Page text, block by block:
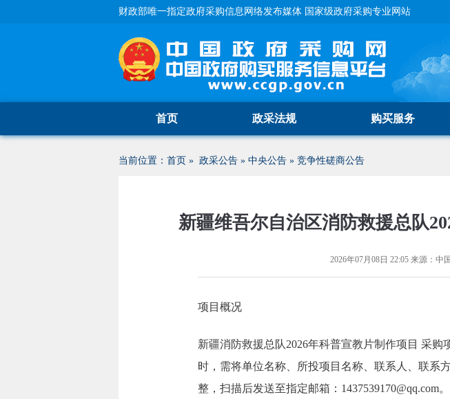
财政部唯一指定政府采购信息网络发布媒体 国家级政府采购专业网站
首页 政采法规 购买服务
当前位置： 首页 » 政采公告 » 中央公告 » 竞争性磋商公告
新疆维吾尔自治区消防救援总队
2026年07月08日 22:05来源： 中
项目概况
新疆消防救援总队2026年科普宣教片制作项目 采
时，需将单位名称、所投项目名称、联系人、联系
整，扫描后发送至指定邮箱：